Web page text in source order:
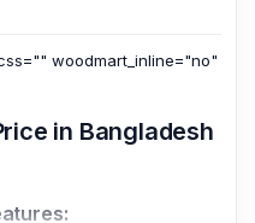
woodmart_inline="no"
in Bangladesh